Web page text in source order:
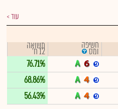
עוד
חשיפה
ומס תשואה
12 ח'
76.71%
68.86%
56.43%